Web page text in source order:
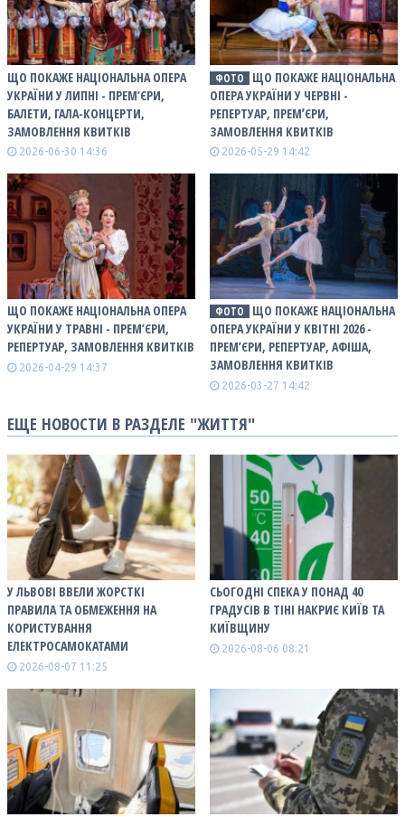
ЩО ПОКАЖЕ НАЦІОНАЛЬНА ОПЕРА
УКРАЇНИ У ЛИПНІ - ПРЕМ’ЄРИ,
БАЛЕТИ, ГАЛА-КОНЦЕРТИ,
ЗАМОВЛЕННЯ КВИТКІВ
2026-06-30 14:36
ФОТО
ЩО ПОКАЖЕ НАЦІОНАЛЬНА
ОПЕРА УКРАЇНИ У ЧЕРВНІ -
РЕПЕРТУАР, ПРЕМʼЄРИ,
ЗАМОВЛЕННЯ КВИТКІВ
2026-05-29 14:42
ЩО ПОКАЖЕ НАЦІОНАЛЬНА ОПЕРА
УКРАЇНИ У ТРАВНІ - ПРЕМ’ЄРИ,
РЕПЕРТУАР, ЗАМОВЛЕННЯ КВИТКІВ
2026-04-29 14:37
ФОТО
ЩО ПОКАЖЕ НАЦІОНАЛЬНА
ОПЕРА УКРАЇНИ У КВІТНІ 2026 -
ПРЕМ’ЄРИ, РЕПЕРТУАР, АФІША,
ЗАМОВЛЕННЯ КВИТКІВ
2026-03-27 14:42
ЕЩЕ НОВОСТИ В РАЗДЕЛЕ "ЖИТТЯ"
У ЛЬВОВІ ВВЕЛИ ЖОРСТКІ
ПРАВИЛА ТА ОБМЕЖЕННЯ НА
КОРИСТУВАННЯ
ЕЛЕКТРОСАМОКАТАМИ
2026-08-07 11:25
СЬОГОДНІ СПЕКА У ПОНАД 40
ГРАДУСІВ В ТІНІ НАКРИЄ КИЇВ ТА
КИЇВЩИНУ
2026-08-06 08:21